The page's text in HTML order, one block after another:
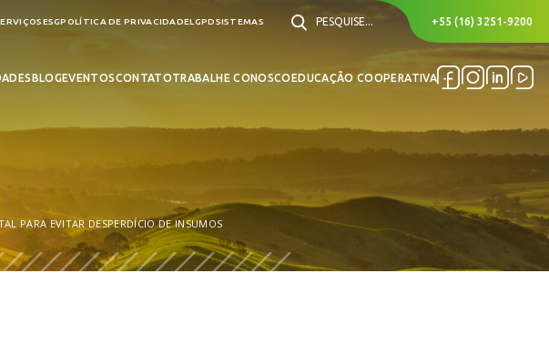
ESGPOLÍTICA DE PRIVACIDADELGPDSISTEMAS PESQUISE... +55 (16) 3251-9200
BLOGEVENTOSCONTATOTRABALHE CONOSCOEDUCAÇÃO COOPERATIVA
PARA EVITAR DESPERDÍCIO DE INSUMOS